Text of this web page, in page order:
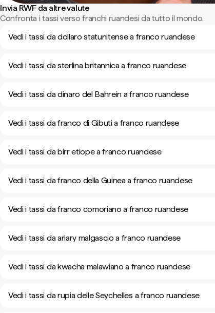
Invia RWF da altre valute
Confronta i tassi verso franchi ruandesi da tutto il mondo.
Vedi i tassi da dollaro statunitense a franco ruandese
Vedi i tassi da sterlina britannica a franco ruandese
Vedi i tassi da dinaro del Bahrein a franco ruandese
Vedi i tassi da franco di Gibuti a franco ruandese
Vedi i tassi da birr etiope a franco ruandese
Vedi i tassi da franco della Guinea a franco ruandese
Vedi i tassi da franco comoriano a franco ruandese
Vedi i tassi da ariary malgascio a franco ruandese
Vedi i tassi da kwacha malawiano a franco ruandese
Vedi i tassi da rupia delle Seychelles a franco ruandese